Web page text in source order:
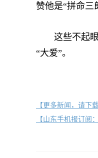
赞他是“拼命三
这些不起眼
“大爱”。
【更多新闻，请下
【山东手机报订阅